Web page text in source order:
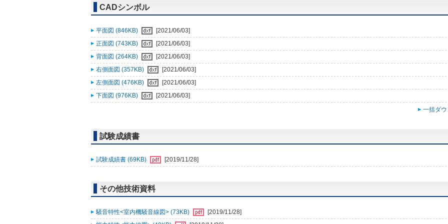
CADシンボル
平面図 (846KB)
[2021/06/03]
正面図 (743KB)
[2021/06/03]
背面図 (264KB)
[2021/06/03]
右側面図 (357KB)
[2021/06/03]
左側面図 (476KB)
[2021/06/03]
下面図 (976KB)
[2021/06/03]
一括ダ
試験成績書
試験成績書 (69KB) [2019/11/28]
その他技術資料
騒音特性<室内機騒音線図> (73KB)
[2019/11/28]